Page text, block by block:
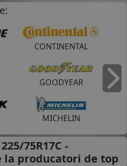
CONTINENTAL
GOODYEAR
MICHELIN
75R17C -
la producatori de top